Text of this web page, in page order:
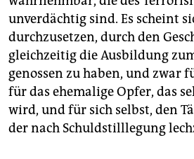
unverdächtig sind. Es scheint
durchzusetzen, durch den
gleichzeitig die Ausbildung
genossen zu haben, und zwar
für das ehemalige Opfer, das
wird, und für sich selbst, den
der nach Schuldstilllegung